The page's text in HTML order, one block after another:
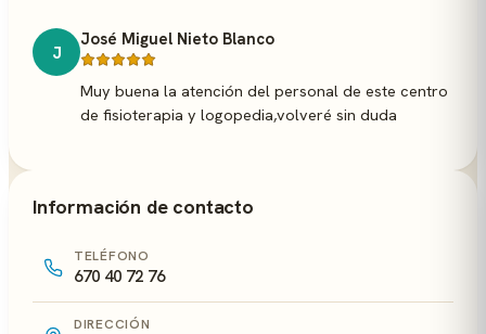
J
José Miguel Nieto Blanco
Muy buena la atención del personal de este centro
de fisioterapia y logopedia,volveré sin duda
Información de contacto
TELÉFONO
670 40 72 76
DIRECCIÓN